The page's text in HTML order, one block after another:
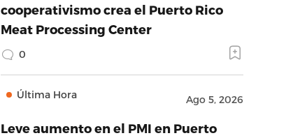
cooperativismo crea el Puerto Rico
Meat Processing Center
0
Última Hora Ago 5, 2026
Leve aumento en el PMI en Puerto